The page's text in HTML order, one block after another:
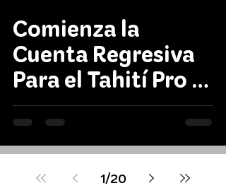
Comienza la
Cuenta Regresiva
Para el Tahití Pro y
Kelly Slater Vuelve
a Teahupo'o Como
Wildcard
1/20